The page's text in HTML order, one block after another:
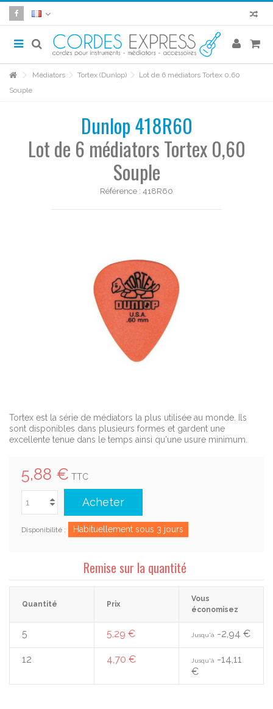
Médiators Tortex (Dunlop)
Lot de 6 médiators Tortex 0,60
Souple
Dunlop 418R60
Lot de 6 médiators Tortex 0,60
Souple
Référence : 418R60
Tortex est la série de médiators la plus utilisée au monde. Ils
sont disponibles dans plusieurs formes et gardent une
excellente tenue dans le temps ainsi qu'une usure minimum.
5,88 € TTC
Acheter
Disponibilité : Habituellement sous 3 jours
Remise sur la quantité
Quantité Prix
Vous
économisez
5 5,29 € Jusqu'à -2,94 €
12 4,70 € Jusqu'à -14,11
€